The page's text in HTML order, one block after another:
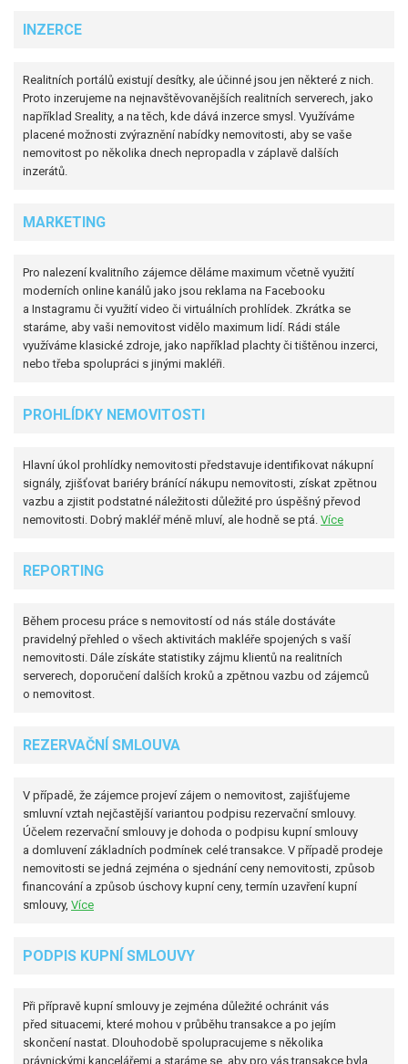
INZERCE
Realitních portálů existují desítky, ale účinné jsou jen některé z nich.
Proto inzerujeme na nejnavštěvovanějších realitních serverech, jako
například Sreality, a na těch, kde dává inzerce smysl. Využíváme
placené možnosti zvýraznění nabídky nemovitosti, aby se vaše
nemovitost po několika dnech nepropadla v záplavě dalších
inzerátů.
MARKETING
Pro nalezení kvalitního zájemce děláme maximum včetně využití
moderních online kanálů jako jsou reklama na Facebooku
a Instagramu či využití video či virtuálních prohlídek. Zkrátka se
staráme, aby vaši nemovitost vidělo maximum lidí. Rádi stále
využíváme klasické zdroje, jako například plachty či tištěnou inzerci,
nebo třeba spolupráci s jinými makléři.
PROHLÍDKY NEMOVITOSTI
Hlavní úkol prohlídky nemovitosti představuje identifikovat nákupní
signály, zjišťovat bariéry bránící nákupu nemovitosti, získat zpětnou
vazbu a zjistit podstatné náležitosti důležité pro úspěšný převod
nemovitosti. Dobrý makléř méně mluví, ale hodně se ptá. Více
REPORTING
Během procesu práce s nemovitostí od nás stále dostáváte
pravidelný přehled o všech aktivitách makléře spojených s vaší
nemovitosti. Dále získáte statistiky zájmu klientů na realitních
serverech, doporučení dalších kroků a zpětnou vazbu od zájemců
o nemovitost.
REZERVAČNÍ SMLOUVA
V případě, že zájemce projeví zájem o nemovitost, zajišťujeme
smluvní vztah nejčastější variantou podpisu rezervační smlouvy.
Účelem rezervační smlouvy je dohoda o podpisu kupní smlouvy
a domluvení základních podmínek celé transakce. V případě prodeje
nemovitosti se jedná zejména o sjednání ceny nemovitosti, způsob
financování a způsob úschovy kupní ceny, termín uzavření kupní
smlouvy, Více
PODPIS KUPNÍ SMLOUVY
Při přípravě kupní smlouvy je zejména důležité ochránit vás
před situacemi, které mohou v průběhu transakce a po jejím
skončení nastat. Dlouhodobě spolupracujeme s několika
právnickými kancelářemi a staráme se, aby pro vás transakce byla